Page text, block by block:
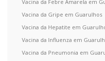
Vacina da Febre Amarela em
Vacina da Gripe em Guarulhos
Vacina da Hepatite em
Vacina da Influenza em
Vacina da Pneumonia em